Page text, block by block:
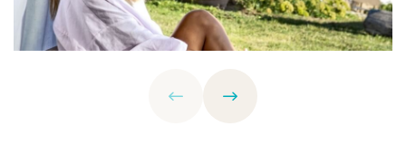
SEGUICI SUI SOCIAL